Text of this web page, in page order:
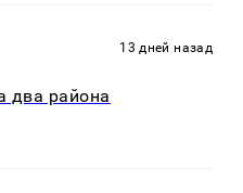
13 дней назад
два района